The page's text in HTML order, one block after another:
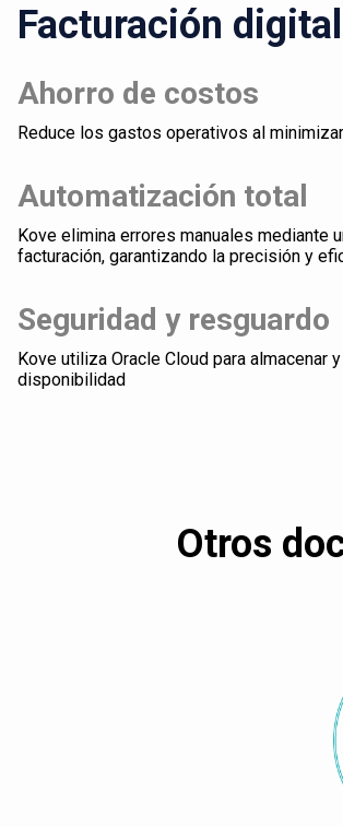
Facturación
Ahorro de costos
Reduce los gastos operativos al
Automatización total
Kove elimina errores manuales
facturación, garantizando la precisión y
Seguridad y resguardo
Kove utiliza Oracle Cloud para almacenar
disponibilidad
Otros